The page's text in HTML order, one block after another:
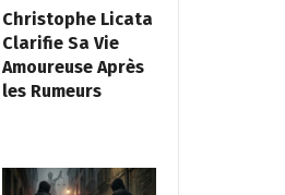
Christophe Licata
Clarifie Sa Vie
Amoureuse Après
les Rumeurs